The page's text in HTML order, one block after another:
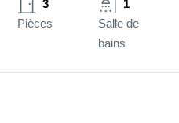
3
Pièces
1
Salle de
bains